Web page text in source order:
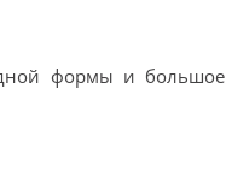
формы и большое